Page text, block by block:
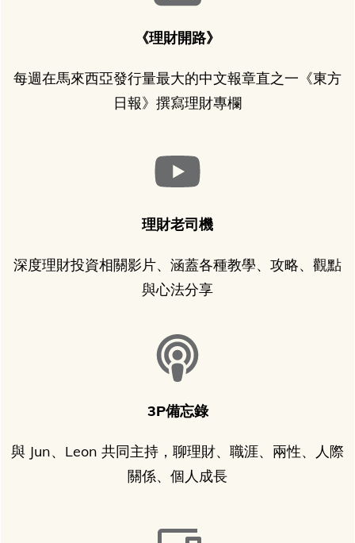
《理財開路》
每週在馬來西亞發行量最大的中文報章直之一《東方
日報》撰寫理財專欄
理財老司機
深度理財投資相關影片、涵蓋各種教學、攻略、觀點
與心法分享
3P備忘錄
與 Jun、Leon 共同主持，聊理財、職涯、兩性、人際
關係、個人成長